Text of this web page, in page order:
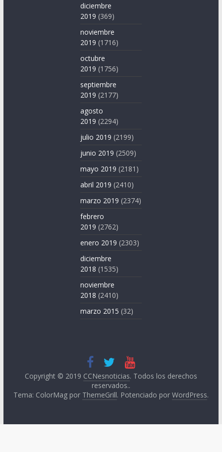
diciembre
2019 (369)
noviembre
2019 (1716)
octubre
2019 (1756)
septiembre
2019 (2177)
agosto
2019 (2294)
julio 2019 (2199)
junio 2019 (2509)
mayo 2019 (2181)
abril 2019 (2410)
marzo 2019 (2374)
febrero
2019 (2762)
enero 2019 (2303)
diciembre
2018 (1535)
noviembre
2018 (2410)
marzo 2015 (32)
Copyright © 2019 CCNesnoticias. Todos los derechos
reservados..
Tema: ColorMag por ThemeGrill. Potenciado por WordPress.